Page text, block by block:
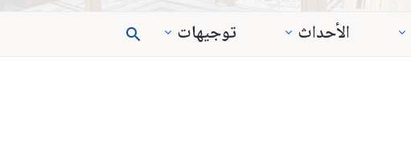
الأحداث توجيهات 